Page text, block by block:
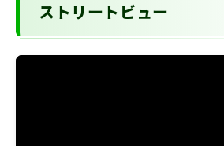
ストリートビュー